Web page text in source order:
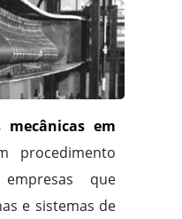
em
que
e sistemas de